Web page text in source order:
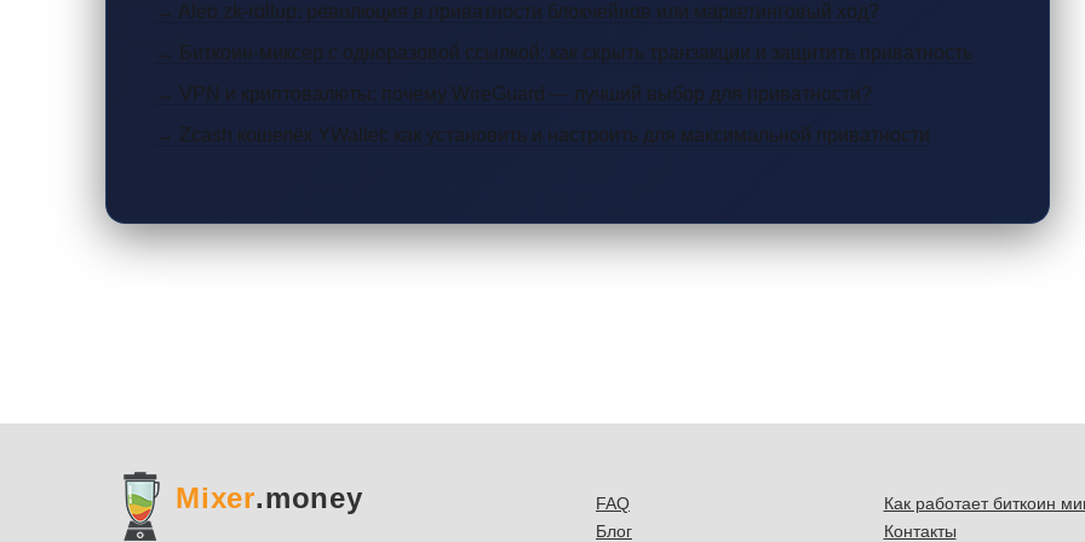
→ Aleo zk-rollup: революция в приватности блокчейнов или маркетинговый ход?
→ Биткоин-миксер с одноразовой ссылкой: как скрыть транзакции и защитить приватность
→ VPN и криптовалюты: почему WireGuard — лучший выбор для приватности?
→ Zcash кошелёк YWallet: как установить и настроить для максимальной приватности
Mixer.money
FAQ
Блог
Как работает биткоин
Контакты